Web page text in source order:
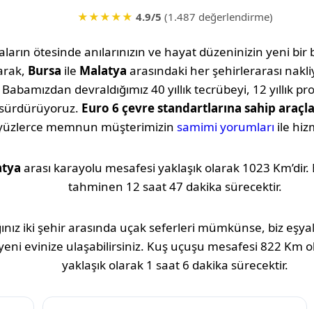
★★★★★ 4.9/5 (1.487 değerlendirme)
ötesinde anılarınızın ve hayat düzeninizin yeni bir
Bursa ile Malatya arasındaki her şehirlerarası
devraldığımız 40 yıllık tecrübeyi, 12 yıllık
Euro 6 çevre standartlarına sahip
memnun müşterimizin samimi yorumları ile
arası karayolu mesafesi yaklaşık olarak 1023 Km
tahminen 12 saat 47 dakika sürecektir.
iki şehir arasında uçak seferleri mümkünse, biz
evinize ulaşabilirsiniz. Kuş uçuşu mesafesi 822 Km
yaklaşık olarak 1 saat 6 dakika sürecektir.